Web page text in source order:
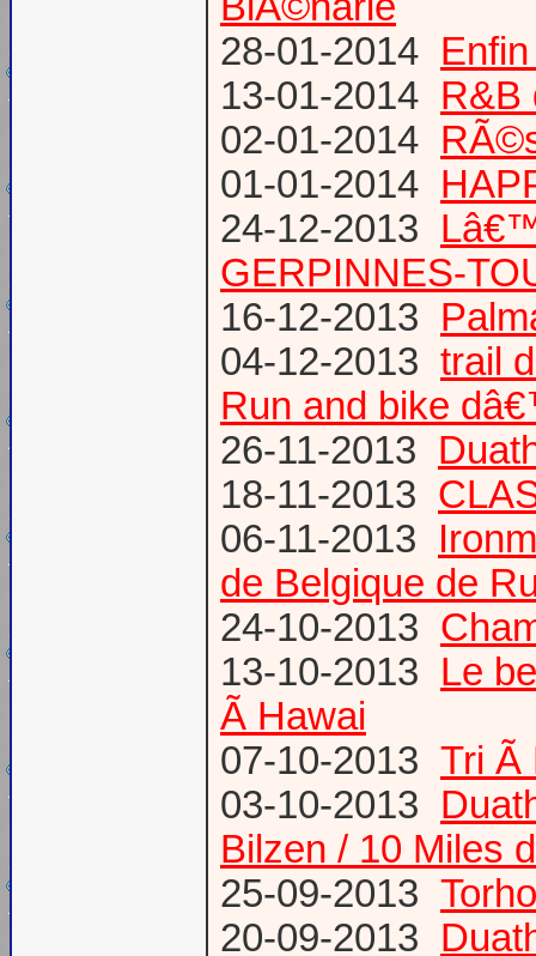
28-01-2014
13-01-2014 R&B
02-01-2014
01-01-2014
24-12-2013
GERPINNES-
16-12-2013
04-12-2013 trail
Run and bike
26-11-2013
18-11-2013
06-11-2013
de Belgique de
24-10-2013
13-10-2013 Le
Ã Hawai
07-10-2013 Tri Ã
03-10-2013
Bilzen / 10 Miles
25-09-2013
20-09-2013